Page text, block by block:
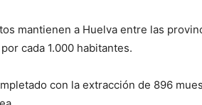
mantienen a Huelva entre las
cada 1.000 habitantes.
con la extracción de 896